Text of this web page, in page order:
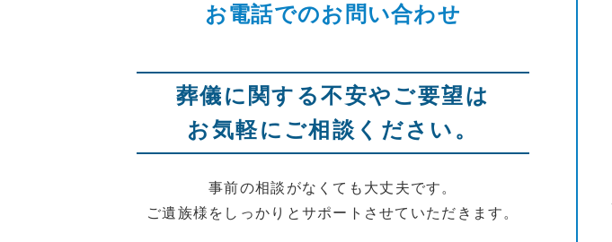
お電話でのお問い合わせ
葬儀に関する不安やご要望は
お気軽にご相談ください。
事前の相談がなくても大丈夫です。
ご遺族様をしっかりとサポートさせていただきます。